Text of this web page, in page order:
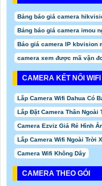
Bảng báo giá camera
Bảng báo giá camera imou
Báo giá camera IP kbvision
camera xem được mã vận
CAMERA KẾT NỐI WIFI
Lắp Camera Wifi Dahua Có
Lắp Đặt Camera Thân Ngoài
Camera Ezviz Giá Rẻ Hình
Lắp Camera Wifi Ngoài Trời
Camera Wifi Không Dây
CAMERA THEO GÓI